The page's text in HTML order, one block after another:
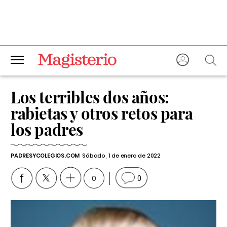
Los terribles dos años:
rabietas y otros retos para
los padres
PADRESYCOLEGIOS.COM Sábado, 1 de enero de 2022
0 0